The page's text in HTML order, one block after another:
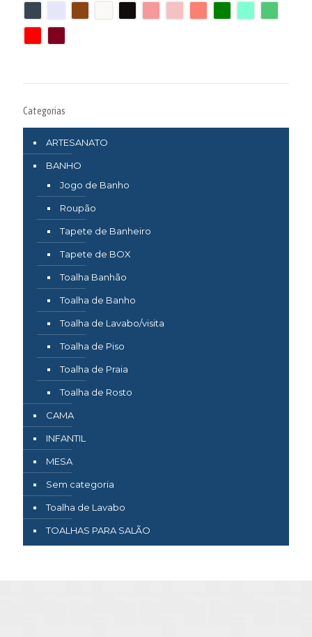
Categorias
ARTESANATO
BANHO
Jogo de Banho
Roupão
Tapete de Banheiro
Tapete de BOX
Toalha Banhão
Toalha de Banho
Toalha de Lavabo/visita
Toalha de Piso
Toalha de Praia
Toalha de Rosto
CAMA
INFANTIL
MESA
Sem categoria
Toalha de Lavabo
TOALHAS PARA SALÃO